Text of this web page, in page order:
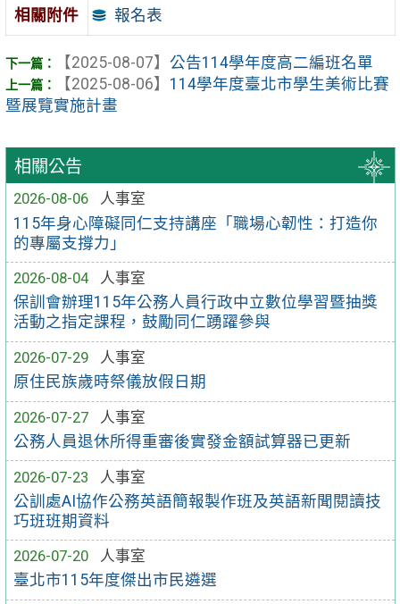
相關公告
2026-08-06
人事室
115年身心障礙同仁支持講座「職場心韌性：打造你
的專屬支撐力」
2026-08-04
人事室
保訓會辦理115年公務人員行政中立數位學習暨抽獎
活動之指定課程，鼓勵同仁踴躍參與
2026-07-29
人事室
原住民族歲時祭儀放假日期
2026-07-27
人事室
公務人員退休所得重審後實發金額試算器已更新
2026-07-23
人事室
公訓處AI協作公務英語簡報製作班及英語新聞閱讀技
巧班班期資料
2026-07-20
人事室
臺北市115年度傑出市民遴選
相關附件 報名表
【2025-08-07】 公告114學年度高二編班名單
【2025-08-06】 114學年度臺北市學生美術比賽
暨展覽實施計畫